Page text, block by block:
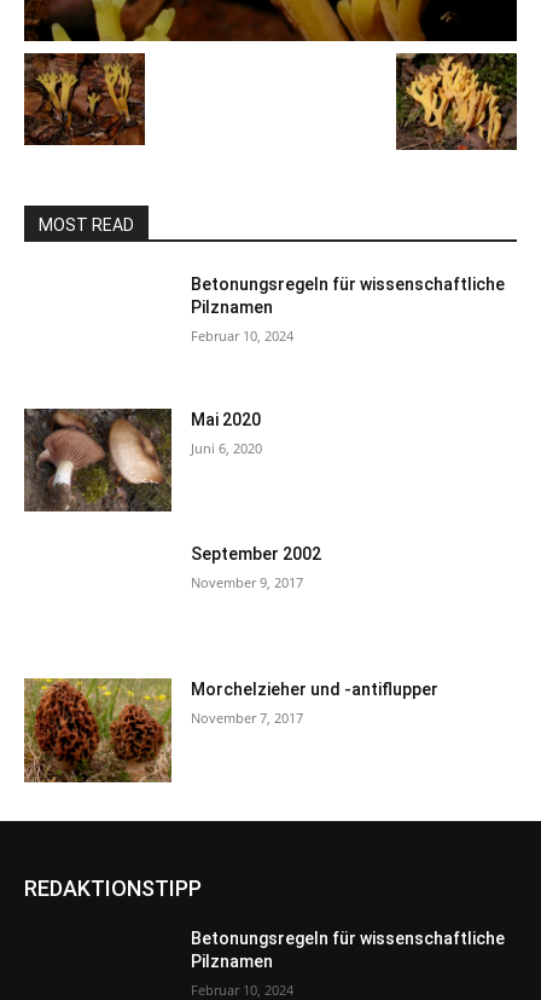
MOST READ
Betonungsregeln für wissenschaftliche
Pilznamen
Februar 10, 2024
Mai 2020
Juni 6, 2020
September 2002
November 9, 2017
Morchelzieher und -antiflupper
November 7, 2017
REDAKTIONSTIPP
Betonungsregeln für wissenschaftliche
Pilznamen
Februar 10, 2024